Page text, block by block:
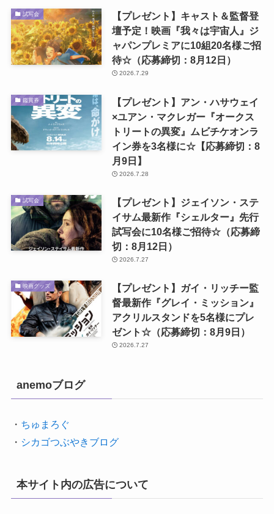
試写会
【プレゼント】キャスト＆監督登
壇予定！映画『我々は宇宙人』ジ
ャパンプレミアに10組20名様ご招
待☆（応募締切：8月12日）
2026.7.29
鑑賞券
【プレゼント】アン・ハサウェイ
×ユアン・マクレガー『オークス
トリートの異変』ムビチケオンラ
イン券を3名様に☆【応募締切：8
月9日】
2026.7.28
試写会
【プレゼント】ジェイソン・ステ
イサム最新作『シェルター』先行
試写会に10名様ご招待☆（応募締
切：8月12日）
2026.7.27
映画グッズ
【プレゼント】ガイ・リッチー監
督最新作『グレイ・ミッション』
アクリルスタンドを5名様にプレ
ゼント☆（応募締切：8月9日）
2026.7.27
anemoブログ
・ ちゅまろぐ
・ シカゴつぶやきブログ
本サイト内の広告について